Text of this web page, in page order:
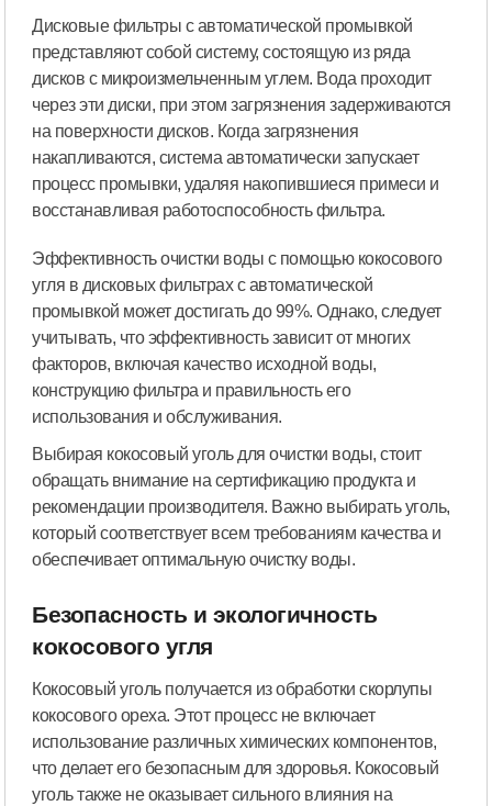
Дисковые фильтры с автоматической промывкой
представляют собой систему, состоящую из ряда
дисков с микроизмельченным углем. Вода проходит
через эти диски, при этом загрязнения задерживаются
на поверхности дисков. Когда загрязнения
накапливаются, система автоматически запускает
процесс промывки, удаляя накопившиеся примеси и
восстанавливая работоспособность фильтра.
Эффективность очистки воды с помощью кокосового
угля в дисковых фильтрах с автоматической
промывкой может достигать до 99%. Однако, следует
учитывать, что эффективность зависит от многих
факторов, включая качество исходной воды,
конструкцию фильтра и правильность его
использования и обслуживания.
Выбирая кокосовый уголь для очистки воды, стоит
обращать внимание на сертификацию продукта и
рекомендации производителя. Важно выбирать уголь,
который соответствует всем требованиям качества и
обеспечивает оптимальную очистку воды.
Безопасность и экологичность
кокосового угля
Кокосовый уголь получается из обработки скорлупы
кокосового ореха. Этот процесс не включает
использование различных химических компонентов,
что делает его безопасным для здоровья. Кокосовый
уголь также не оказывает сильного влияния на